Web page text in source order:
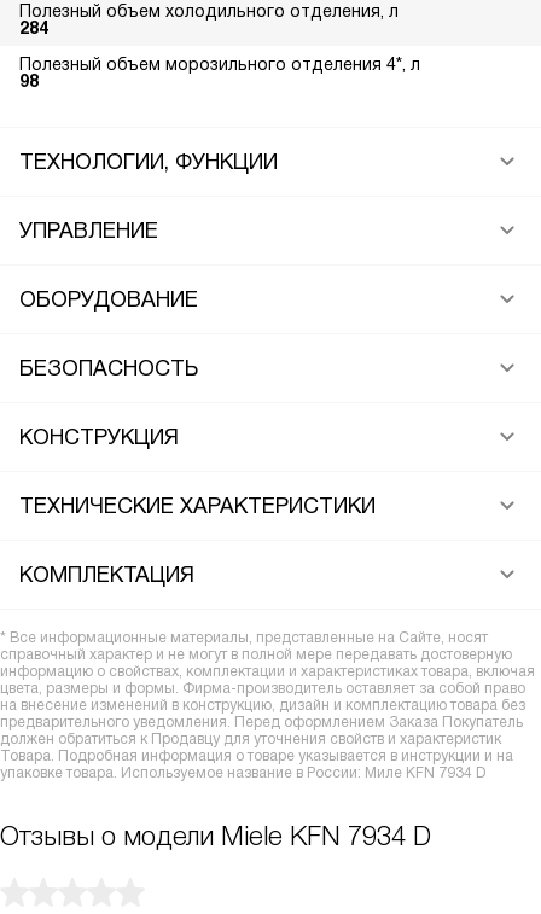
Полезный объем холодильного отделения, л
284
Полезный объем морозильного отделения 4*, л
98
ТЕХНОЛОГИИ, ФУНКЦИИ
УПРАВЛЕНИЕ
ОБОРУДОВАНИЕ
БЕЗОПАСНОСТЬ
КОНСТРУКЦИЯ
ТЕХНИЧЕСКИЕ ХАРАКТЕРИСТИКИ
КОМПЛЕКТАЦИЯ
* Все информационные материалы, представленные на Сайте, носят
справочный характер и не могут в полной мере передавать достоверную
информацию о свойствах, комплектации и характеристиках товара, включая
цвета, размеры и формы. Фирма-производитель оставляет за собой право
на внесение изменений в конструкцию, дизайн и комплектацию товара без
предварительного уведомления. Перед оформлением Заказа Покупатель
должен обратиться к Продавцу для уточнения свойств и характеристик
Товара. Подробная информация о товаре указывается в инструкции и на
упаковке товара. Используемое название в России: Миле KFN 7934 D
Отзывы о модели Miele KFN 7934 D